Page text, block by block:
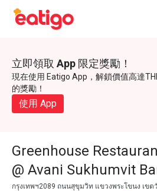
立即領取 App 限定獎勵！
現在使用 Eatigo App，解鎖價值高達
的獎勵！
使用 App
Greenhouse
@ Avani Sukhumvit
กรุงเทพฯ2089 ถนนสุขุมวิท แขวงพระโขนง เข